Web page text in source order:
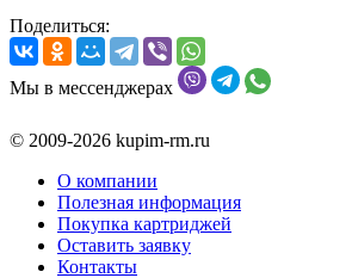
Поделиться:
Мы в мессенджерах
© 2009-2026 kupim-rm.ru
О компании
Полезная информация
Покупка картриджей
Оставить заявку
Контакты